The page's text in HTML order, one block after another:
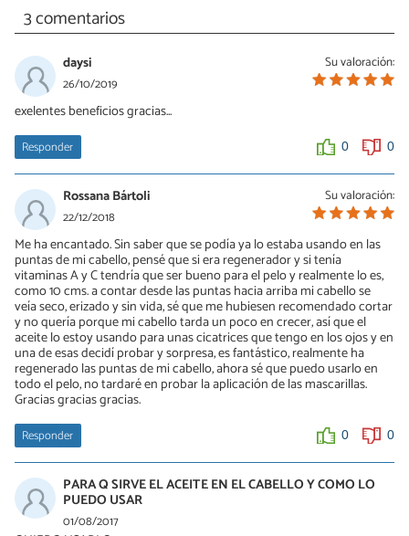
3 comentarios
Su valoración:
daysi
26/10/2019
exelentes beneficios gracias...
Responder 0 0
Su valoración:
Rossana Bártoli
22/12/2018
Me ha encantado. Sin saber que se podía ya lo estaba usando en las
puntas de mi cabello, pensé que si era regenerador y si tenía
vitaminas A y C tendría que ser bueno para el pelo y realmente lo es,
como 10 cms. a contar desde las puntas hacia arriba mi cabello se
veía seco, erizado y sin vida, sé que me hubiesen recomendado cortar
y no quería porque mi cabello tarda un poco en crecer, así que el
aceite lo estoy usando para unas cicatrices que tengo en los ojos y en
una de esas decidí probar y sorpresa, es fantástico, realmente ha
regenerado las puntas de mi cabello, ahora sé que puedo usarlo en
todo el pelo, no tardaré en probar la aplicación de las mascarillas.
Gracias gracias gracias.
Responder 0 0
PARA Q SIRVE EL ACEITE EN EL CABELLO Y COMO LO
PUEDO USAR
01/08/2017